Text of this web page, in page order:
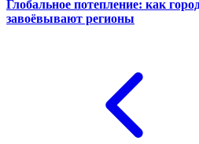
Глобальное потепление: как
завоёвывают регионы